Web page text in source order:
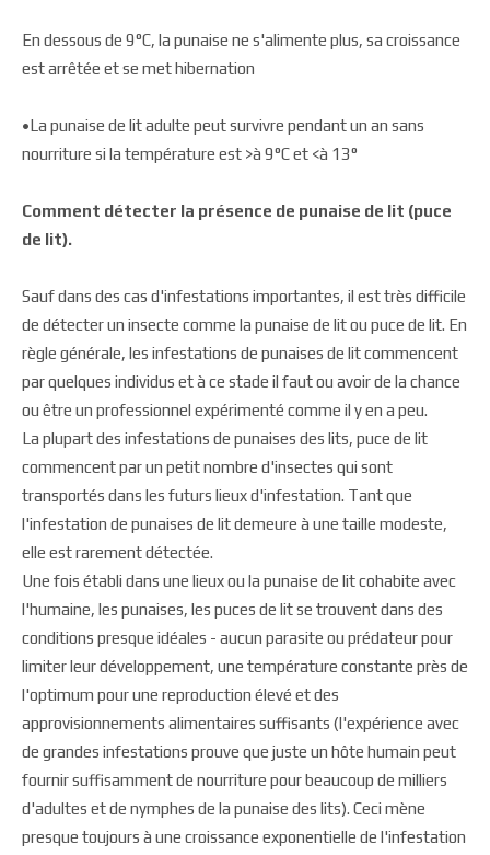
En dessous de 9°C, la punaise ne s'alimente plus, sa croissance
est arrêtée et se met hibernation
•La punaise de lit adulte peut survivre pendant un an sans
nourriture si la température est >à 9°C et <à 13°
Comment détecter la présence de punaise de lit (puce
de lit).
Sauf dans des cas d'infestations importantes, il est très difficile
de détecter un insecte comme la punaise de lit ou puce de lit. En
règle générale, les infestations de punaises de lit commencent
par quelques individus et à ce stade il faut ou avoir de la chance
ou être un professionnel expérimenté comme il y en a peu.
La plupart des infestations de punaises des lits, puce de lit
commencent par un petit nombre d'insectes qui sont
transportés dans les futurs lieux d'infestation. Tant que
l'infestation de punaises de lit demeure à une taille modeste,
elle est rarement détectée.
Une fois établi dans une lieux ou la punaise de lit cohabite avec
l'humaine, les punaises, les puces de lit se trouvent dans des
conditions presque idéales - aucun parasite ou prédateur pour
limiter leur développement, une température constante près de
l'optimum pour une reproduction élevé et des
approvisionnements alimentaires suffisants (l'expérience avec
de grandes infestations prouve que juste un hôte humain peut
fournir suffisamment de nourriture pour beaucoup de milliers
d'adultes et de nymphes de la punaise des lits). Ceci mène
presque toujours à une croissance exponentielle de l'infestation